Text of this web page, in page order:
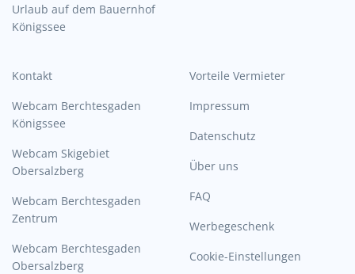
Urlaub auf dem Bauernhof
Königssee
Kontakt
Webcam Berchtesgaden
Königssee
Webcam Skigebiet
Obersalzberg
Webcam Berchtesgaden
Zentrum
Webcam Berchtesgaden
Obersalzberg
Vorteile Vermieter
Impressum
Datenschutz
Über uns
FAQ
Werbegeschenk
Cookie-Einstellungen